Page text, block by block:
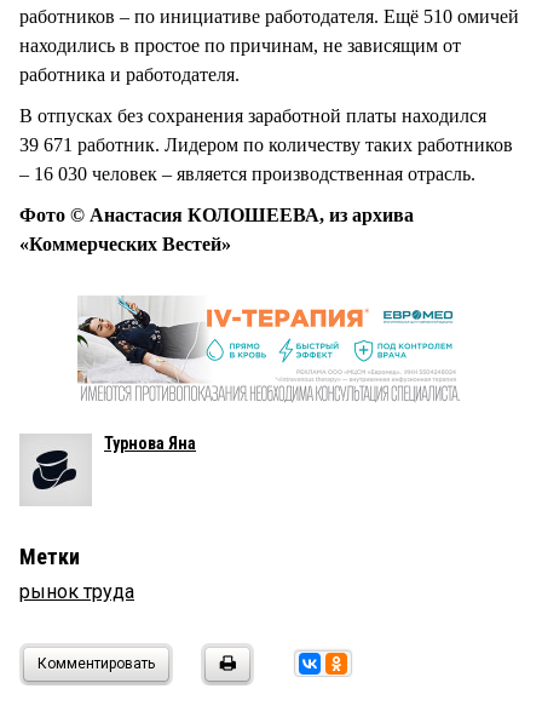
работников – по инициативе работодателя. Ещё 510 омичей
находились в простое по причинам, не зависящим от
работника и работодателя.
В отпусках без сохранения заработной платы находился
39 671 работник. Лидером по количеству таких работников
– 16 030 человек – является производственная отрасль.
Фото © Анастасия КОЛОШЕЕВА, из архива
«Коммерческих Вестей»
Турнова Яна
Метки
рынок труда
Комментировать